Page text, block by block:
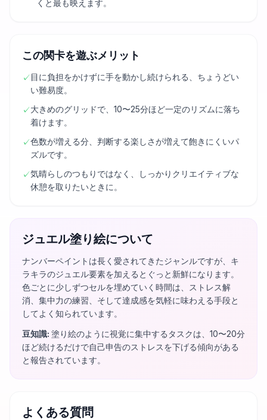
くと最も映えます。
この関卡を遊ぶメリット
✓ 目に負担をかけずに手を動かし続けられる、ちょうどい
い難易度。
✓大きめのグリッドで、10〜25分ほど一定のリズムに落ち
着けます。
✓色数が増える分、判断する楽しさが増えて飽きにくいパ
ズルです。
✓気晴らしのつもりではなく、しっかりクリエイティブな
休憩を取りたいときに。
ジュエル塗り絵について
ナンバーペイントは長く愛されてきたジャンルですが、キ
ラキラのジュエル要素を加えるとぐっと新鮮になります。
色ごとに少しずつセルを埋めていく時間は、ストレス解
消、集中力の練習、そして達成感を気軽に味わえる手段と
してよく知られています。
豆知識: 塗り絵のように視覚に集中するタスクは、10〜20分
ほど続けるだけで自己申告のストレスを下げる傾向がある
と報告されています。
よくある質問